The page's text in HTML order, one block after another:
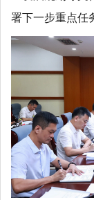
署下一步重点任